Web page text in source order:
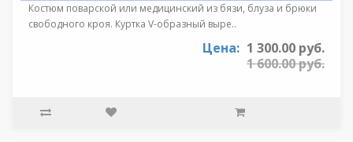
Костюм поварской или медицинский из бязи, блуза и брюки
свободного кроя. Куртка V-образный выре..
Цена: 1 300.00 руб.
1 600.00 руб.